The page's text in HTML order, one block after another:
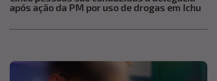
após ação da PM por uso de drogas em Ichu